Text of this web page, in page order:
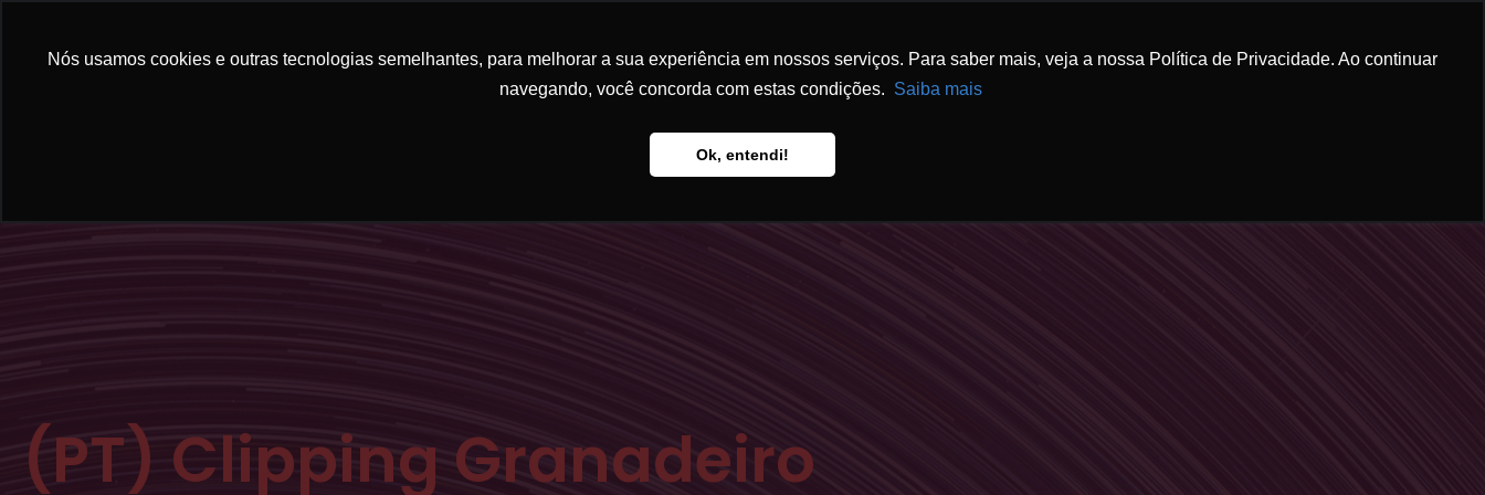
Nós usamos cookies e outras tecnologias semelhantes, para melhorar a sua experiência em nossos serviços. Para saber mais, veja a nossa Política de Privacidade. Ao continuar
navegando, você concorda com estas condições. Saiba mais
Ok, entendi!
(PT) ATUAÇÃO (PT) EQUIPE (PT) FÓRUM GRANADEIRO
(PT) Clipping Granadeiro